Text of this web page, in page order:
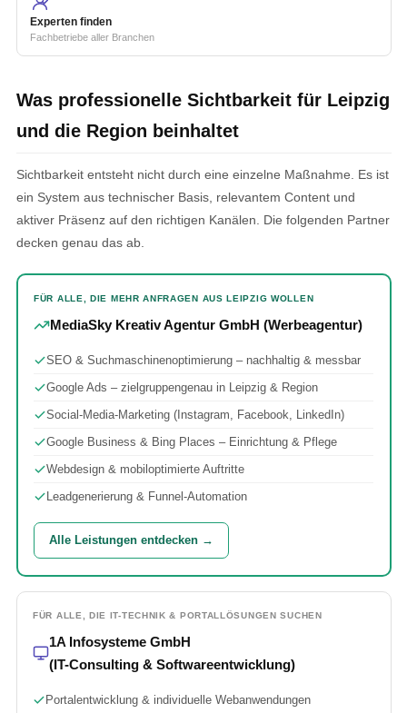
Experten finden
Fachbetriebe aller Branchen
Was professionelle Sichtbarkeit für Leipzig
und die Region beinhaltet
Sichtbarkeit entsteht nicht durch eine einzelne Maßnahme. Es ist
ein System aus technischer Basis, relevantem Content und
aktiver Präsenz auf den richtigen Kanälen. Die folgenden Partner
decken genau das ab.
FÜR ALLE, DIE MEHR ANFRAGEN AUS LEIPZIG WOLLEN
MediaSky Kreativ Agentur GmbH (Werbeagentur)
SEO & Suchmaschinenoptimierung – nachhaltig & messbar
Google Ads – zielgruppengenau in Leipzig & Region
Social-Media-Marketing (Instagram, Facebook, LinkedIn)
Google Business & Bing Places – Einrichtung & Pflege
Webdesign & mobiloptimierte Auftritte
Leadgenerierung & Funnel-Automation
Alle Leistungen entdecken →
FÜR ALLE, DIE IT-TECHNIK & PORTALLÖSUNGEN SUCHEN
1A Infosysteme GmbH
(IT-Consulting & Softwareentwicklung)
Portalentwicklung & individuelle Webanwendungen